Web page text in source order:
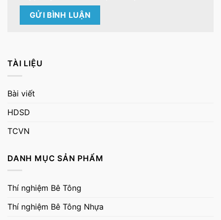
TÀI LIỆU
Bài viết
HDSD
TCVN
DANH MỤC SẢN PHẨM
Thí nghiệm Bê Tông
Thí nghiệm Bê Tông Nhựa